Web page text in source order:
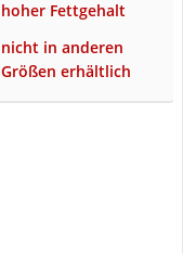
hoher Fettgehalt
nicht in anderen
Größen erhältlich